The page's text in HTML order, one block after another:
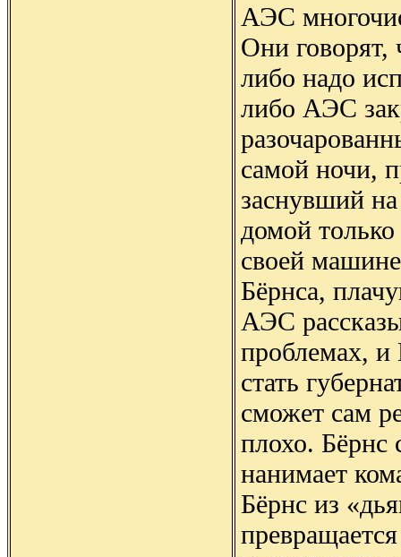
АЭС
Они говорят,
либо надо
либо АЭС
самой ночи,
заснувший
домой
своей
Бёрнса,
АЭС
проблемах, и
стать
сможет сам
плохо. Бёрнс
нанимает
Бёрнс из